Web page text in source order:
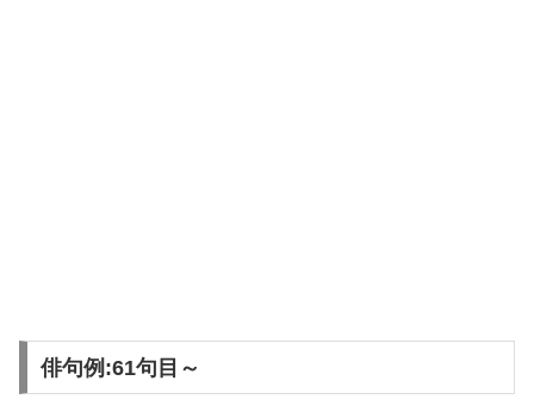
俳句例:61句目～